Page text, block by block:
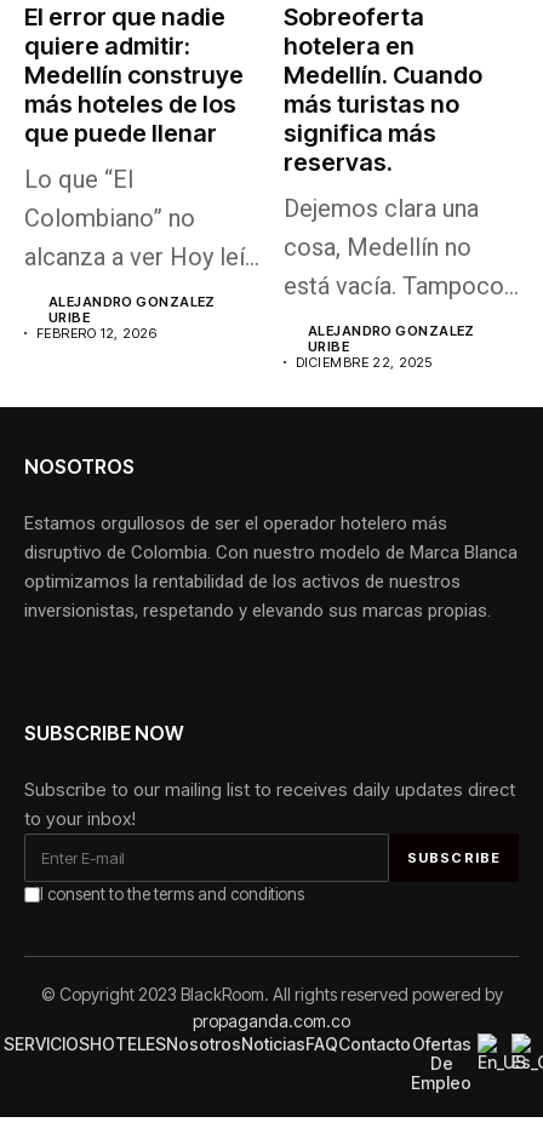
El error que nadie
quiere admitir:
Medellín construye
más hoteles de los
que puede llenar
Lo que “El
Colombiano” no
alcanza a ver Hoy leí
la columna...
ALEJANDRO GONZALEZ
URIBE
FEBRERO 12, 2026
Sobreoferta
hotelera en
Medellín. Cuando
más turistas no
significa más
reservas.
Dejemos clara una
cosa, Medellín no
está vacía. Tampoco
dejó de ser...
ALEJANDRO GONZALEZ
URIBE
DICIEMBRE 22, 2025
NOSOTROS
Estamos orgullosos de ser el operador hotelero más
disruptivo de Colombia. Con nuestro modelo de Marca Blanca
optimizamos la rentabilidad de los activos de nuestros
inversionistas, respetando y elevando sus marcas propias.
SUBSCRIBE NOW
Subscribe to our mailing list to receives daily updates direct
to your inbox!
I consent to the terms and conditions
© Copyright 2023 BlackRoom. All rights reserved powered by
propaganda.com.co
SERVICIOSHOTELESNosotrosNoticiasFAQContactoOfertas
De
Empleo